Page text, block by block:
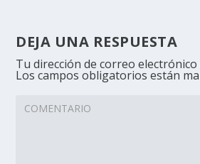
DEJA UNA RESPUESTA
Tu dirección de correo
Los campos obligatorios están